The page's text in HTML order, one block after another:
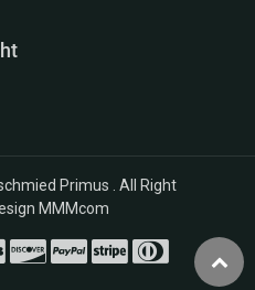
Primus . All Right
MMMcom